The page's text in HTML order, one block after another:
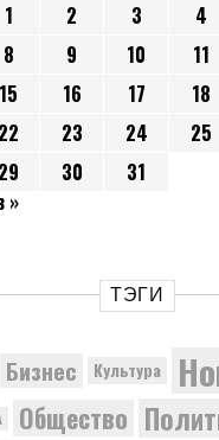
1 2 3 4
8 9 10 11
15 16 17 18
22 23 24 25
29 30
31
»
ТЭГИ
Бизнес Культура
Общество